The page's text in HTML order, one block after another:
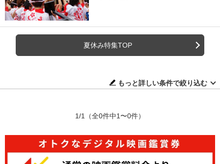
夏休み特集TOP
もっと詳しい条件で絞り込む
1/1 （全0件中1〜0件）